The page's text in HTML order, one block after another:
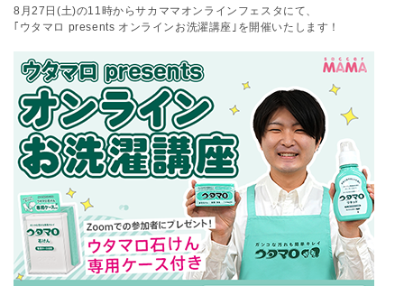
8月27日(土)の11時からサカママオンラインフェスタにて、
｢ウタマロ presents オンラインお洗濯講座｣を開催いたします！